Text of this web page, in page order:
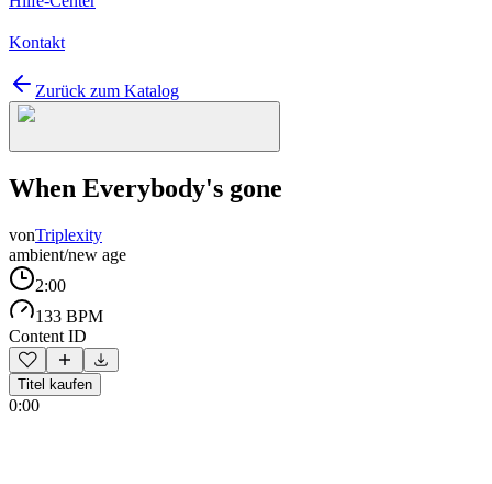
Kontakt
Zurück zum Katalog
When Everybody's gone
vonTriplexity
ambient/new age
2:00
133 BPM
Content ID
Titel kaufen
0:00